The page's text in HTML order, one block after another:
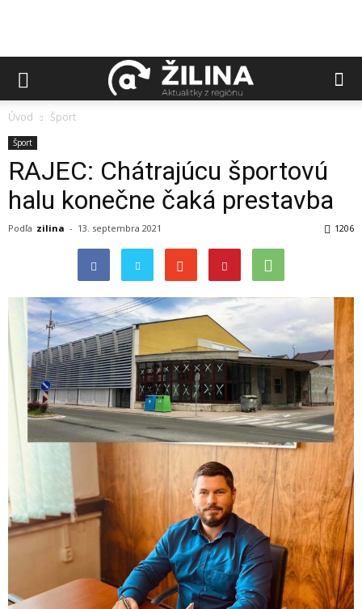
Úvod Šport
Šport
RAJEC: Chátrajúcu športovú
halu konečne čaká prestavba
Podľa zilina - 13. septembra 2021 1206